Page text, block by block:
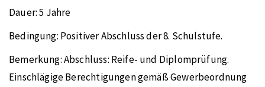
Dauer:5 Jahre
Bedingung: Positiver Abschluss der 8. Schulstufe.
Bemerkung:Abschluss: Reife- und Diplomprüfung.
Einschlägige Berechtigungen gemäß Gewerbeordnung